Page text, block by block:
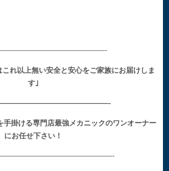
れ以上無い安全と安心をご家族にお届けしま
す｣
手掛ける専門店最強メカニックのワンオーナー
にお任せ下さい！